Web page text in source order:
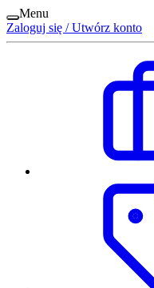
Menu
Zaloguj się / Utwórz konto